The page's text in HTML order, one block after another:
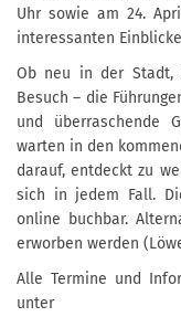
Uhr sowie am 24.
interessanten
Ob neu in der Stadt,
Besuch – die
und überraschende
warten in den
darauf, entdeckt zu
sich in jedem Fall.
online buchbar.
erworben werden
Alle Termine und
unter